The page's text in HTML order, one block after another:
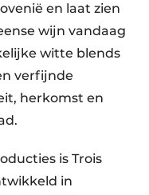
en laat zien
wijn vandaag
witte blends
verfijnde
herkomst en
is Trois
in